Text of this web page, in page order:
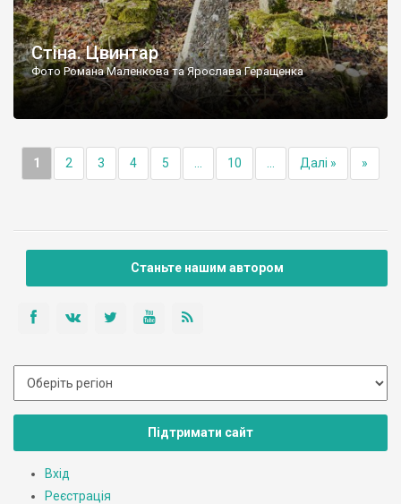
Стіна. Цвинтар
Фото Романа Маленкова та Ярослава Геращенка
1 2 3 4 5 10 Далі » »
Станьте нашим автором
Підтримати сайт
Вхід
Реєстрація